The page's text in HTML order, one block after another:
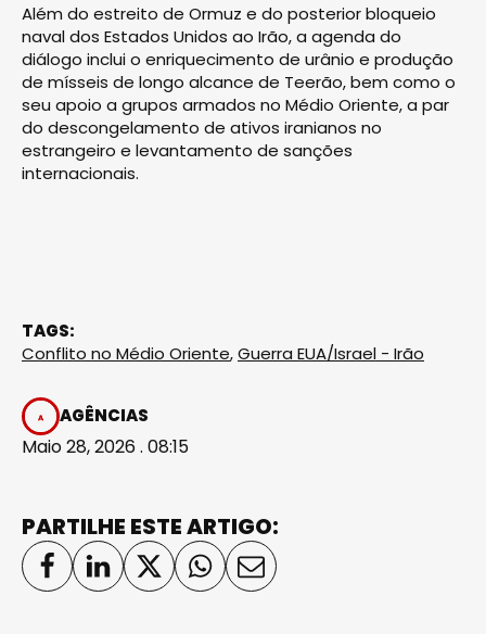
Além do estreito de Ormuz e do posterior bloqueio
naval dos Estados Unidos ao Irão, a agenda do
diálogo inclui o enriquecimento de urânio e produção
de mísseis de longo alcance de Teerão, bem como o
seu apoio a grupos armados no Médio Oriente, a par
do descongelamento de ativos iranianos no
estrangeiro e levantamento de sanções
internacionais.
TAGS:
Conflito no Médio Oriente,Guerra EUA/Israel - Irão
AGÊNCIAS
Maio 28, 2026 . 08:15
PARTILHE ESTE ARTIGO: